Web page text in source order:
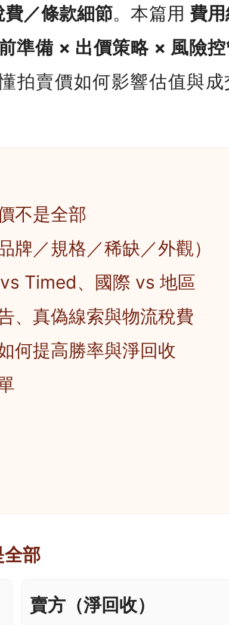
／條款細節。本篇用 費
準備 × 出價策略 × 風險
拍賣價如何影響估值與成
不是全部
牌／規格／稀缺／外觀）
Timed、國際 vs 地區
、真偽線索與物流稅費
何提高勝率與淨回收
全部
賣方（淨回收）